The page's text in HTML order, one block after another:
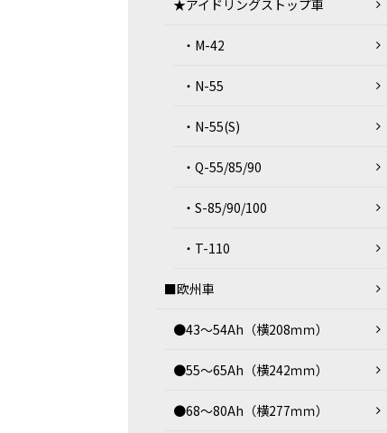
★アイドリングストップ車
・M-42
・N-55
・N-55(S)
・Q-55/85/90
・S-85/90/100
・T-110
■欧州車
●43～54Ah（横208ｍｍ）
●55～65Ah（横242ｍｍ）
●68～80Ah（横277ｍｍ）